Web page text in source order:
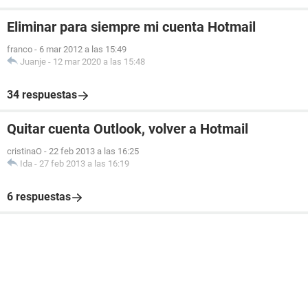
Eliminar para siempre mi cuenta Hotmail
franco - 6 mar 2012 a las 15:49
Juanje - 12 mar 2020 a las 15:48
34 respuestas
Quitar cuenta Outlook, volver a Hotmail
cristinaO - 22 feb 2013 a las 16:25
Ida - 27 feb 2013 a las 16:19
6 respuestas